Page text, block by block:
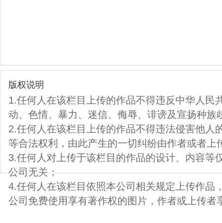
版权说明
1.任何人在该栏目上传的作品不得违反中华人民
动、色情、暴力、迷信、侮辱、诽谤及宣扬种族
2.任何人在该栏目上传的作品不得违法侵害他人
等合法权利，由此产生的一切纠纷由作者或者上
3.任何人对上传于该栏目的作品的设计、内容等
公司无关；
4.任何人在该栏目依照本公司相关规定上传作品
公司免费使用享有著作权的图片，作者或上传者